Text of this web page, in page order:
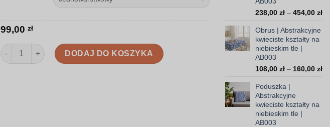
99,00 zł
ilość Koc | Abstrakcyjne kwieciste kształty na niebieskim tle | AB003
DODAJ DO KOSZYKA
238,00 zł – 454,00 zł
Obrus | Abstrakcyjne
kwieciste kształty na
niebieskim tle |
AB003
108,00 zł – 160,00 zł
Poduszka |
Abstrakcyjne
kwieciste kształty na
niebieskim tle |
AB003